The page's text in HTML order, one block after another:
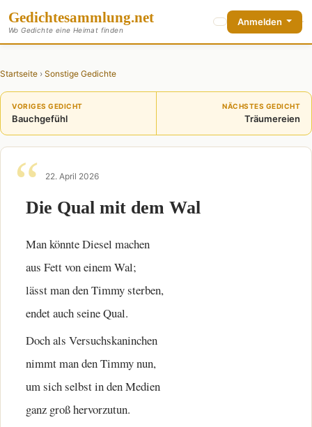
Gedichtesammlung.net
Wo Gedichte eine Heimat finden
Anmelden
Startseite › Sonstige Gedichte
VORIGES GEDICHT
Bauchgefühl
NÄCHSTES GEDICHT
Träumereien
22. April 2026
Die Qual mit dem Wal
Man könnte Diesel machen
aus Fett von einem Wal;
lässt man den Timmy sterben,
endet auch seine Qual.
Doch als Versuchskaninchen
nimmt man den Timmy nun,
um sich selbst in den Medien
ganz groß hervorzutun.